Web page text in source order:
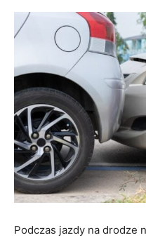
Podczas jazdy na drodze